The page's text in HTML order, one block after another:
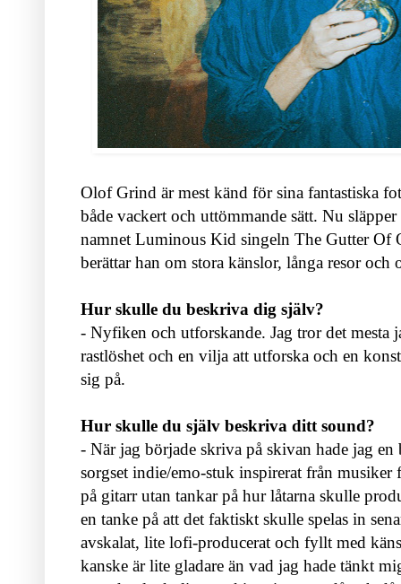
Olof Grind är mest känd för sina fantastiska
både vackert och uttömmande sätt. Nu
namnet Luminous Kid singeln The Gutter Of
berättar han om stora känslor, långa resor
Hur skulle du beskriva dig själv?
- Nyfiken och utforskande. Jag tror det mesta
rastlöshet och en vilja att utforska och en
sig på.
Hur skulle du själv beskriva ditt sound?
- När jag började skriva på skivan hade jag
sorgset indie/emo-stuk inspirerat från
på gitarr utan tankar på hur låtarna skulle
en tanke på att det faktiskt skulle spelas in
avskalat, lite lofi-producerat och fyllt med
kanske är lite gladare än vad jag hade tänkt